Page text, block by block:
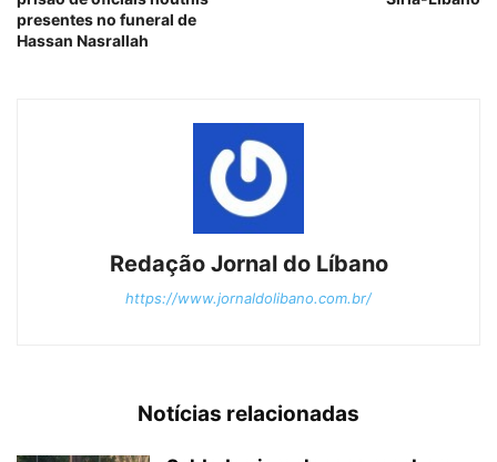
presentes no funeral de
Hassan Nasrallah
Redação Jornal do Líbano
https://www.jornaldolibano.com.br/
Notícias relacionadas